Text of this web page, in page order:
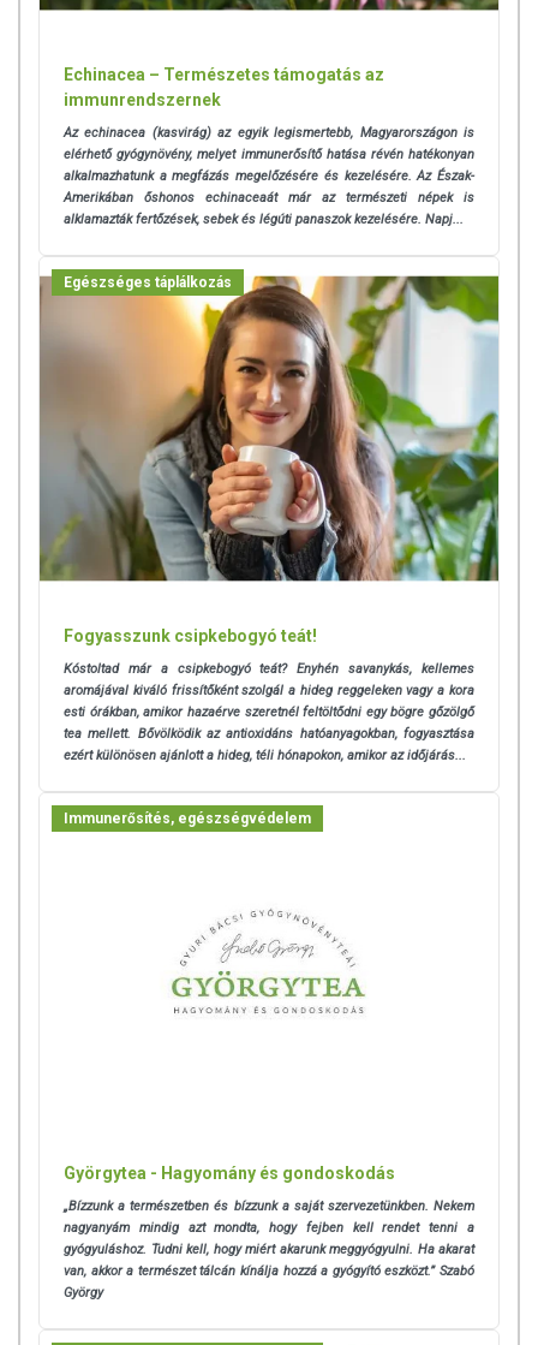
Echinacea – Természetes támogatás az
immunrendszernek
Az echinacea (kasvirág) az egyik legismertebb, Magyarországon is
elérhető gyógynövény, melyet immunerősítő hatása révén hatékonyan
alkalmazhatunk a megfázás megelőzésére és kezelésére. Az Észak-
Amerikában őshonos echinaceaát már az természeti népek is
alklamazták fertőzések, sebek és légúti panaszok kezelésére. Napj...
Egészséges táplálkozás
Fogyasszunk csipkebogyó teát!
Kóstoltad már a csipkebogyó teát? Enyhén savanykás, kellemes
aromájával kiváló frissítőként szolgál a hideg reggeleken vagy a kora
esti órákban, amikor hazaérve szeretnél feltöltődni egy bögre gőzölgő
tea mellett. Bővölködik az antioxidáns hatóanyagokban, fogyasztása
ezért különösen ajánlott a hideg, téli hónapokon, amikor az időjárás...
Immunerősítés, egészségvédelem
Györgytea - Hagyomány és gondoskodás
„Bízzunk a természetben és bízzunk a saját szervezetünkben. Nekem
nagyanyám mindig azt mondta, hogy fejben kell rendet tenni a
gyógyuláshoz. Tudni kell, hogy miért akarunk meggyógyulni. Ha akarat
van, akkor a természet tálcán kínálja hozzá a gyógyító eszközt.” Szabó
György